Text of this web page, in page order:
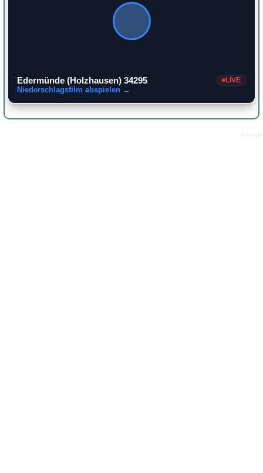
Edermünde (Holzhausen) 34295 LIVE
Niederschlagsfilm abspielen →